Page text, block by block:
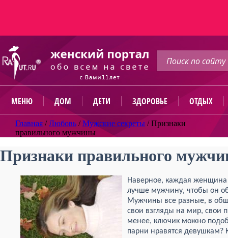
МЕНЮ ДОМ ДЕТИ ЗДОРОВЬЕ ОТДЫХ
Главная /Любовь /Мужские секреты /Признаки
правильного мужчины
Признаки правильного
Наверное, каждая женщина
лучше мужчину, чтобы он
Мужчины все разные, в
свои взгляды на мир, свои
менее, ключик можно
парни нравятся девушкам?